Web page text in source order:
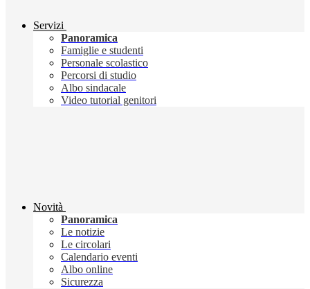
Servizi
Panoramica
Famiglie e studenti
Personale scolastico
Percorsi di studio
Albo sindacale
Video tutorial genitori
Novità
Panoramica
Le notizie
Le circolari
Calendario eventi
Albo online
Sicurezza